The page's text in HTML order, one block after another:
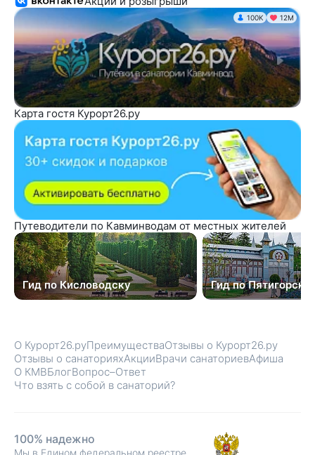
100K 12М
Карта гостя Курорт26.ру
Путеводители по Кавминводам от местных жителей
Гид по Кисловодску Гид по Пятигорску
О Курорт26.руПреимуществаОтзывы о Курорт26.ру
Отзывы о санаторияхАкцииВрачи санаториевАфиша
О КМВБлогВопрос–Ответ
Что взять с собой в санаторий?
100% надежно
Мы в Едином федеральном реестре